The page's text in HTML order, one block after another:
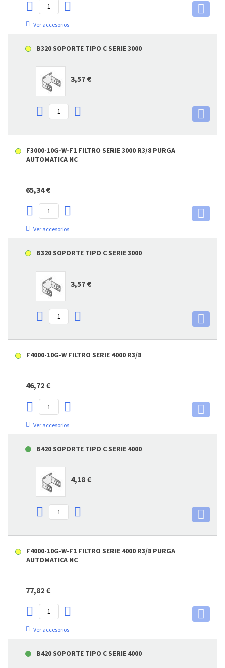
Ver accesorios
B320 SOPORTE TIPO C SERIE 3000
3,57 €
F3000-10G-W-F1 FILTRO SERIE 3000 R3/8 PURGA
AUTOMATICA NC
65,34 €
Ver accesorios
B320 SOPORTE TIPO C SERIE 3000
3,57 €
F4000-10G-W FILTRO SERIE 4000 R3/8
46,72 €
Ver accesorios
B420 SOPORTE TIPO C SERIE 4000
4,18 €
F4000-10G-W-F1 FILTRO SERIE 4000 R3/8 PURGA
AUTOMATICA NC
77,82 €
Ver accesorios
B420 SOPORTE TIPO C SERIE 4000